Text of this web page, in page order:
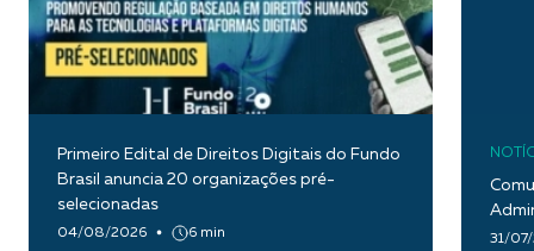
Primeiro Edital de Direitos Digitais do Fundo
Brasil anuncia 20 organizações pré-
selecionadas
04/08/2026 6 min 31/